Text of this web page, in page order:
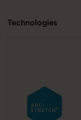
Technologies